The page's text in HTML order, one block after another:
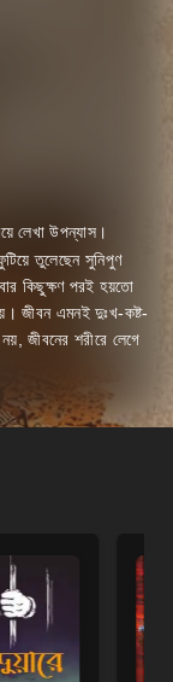
লেখা উপন্যাস।
তুলেছেন সুনিপুণ
কিছুক্ষণ পরই হয়তো
জীবন এমনই দুঃখ-কষ্ট-
জীবনের শরীরে লেগে